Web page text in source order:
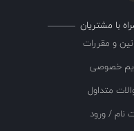
با مشتریان
و مقررات
خصوصی
متداول
نام / ورود